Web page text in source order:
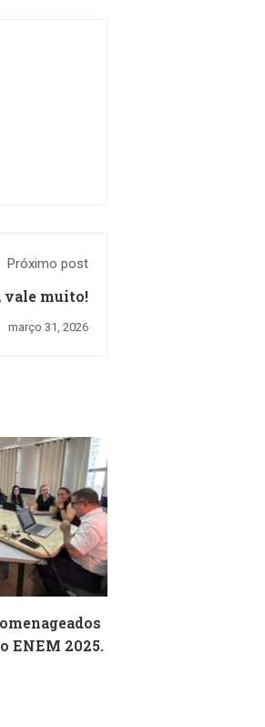
Próximo post
vale muito!
março 31, 2026
ENEM 2025.